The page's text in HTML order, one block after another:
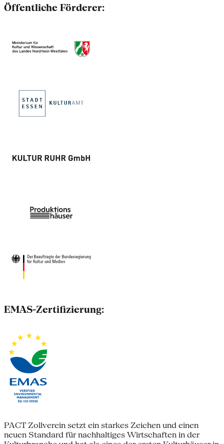
Öffentliche Förderer:
EMAS-Zertifizierung:
PACT Zollverein setzt ein starkes Zeichen und einen
neuen Standard für nachhaltiges Wirtschaften in der